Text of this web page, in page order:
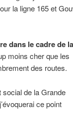
la ligne 165 et
dans le cadre de la
moins cher que les
des routes.
social de la Grande
ce point